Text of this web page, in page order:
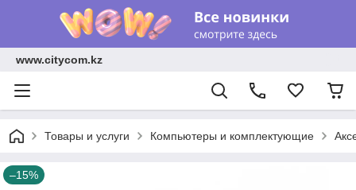
www.citycom.kz
Товары и услуги Компьютеры и комплектующие
–15%